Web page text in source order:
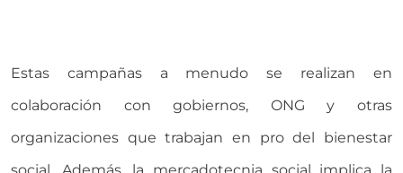
Estas campañas a menudo se realizan en
colaboración con gobiernos, ONG y otras
organizaciones que trabajan en pro del bienestar
social. Además, la mercadotecnia social implica la